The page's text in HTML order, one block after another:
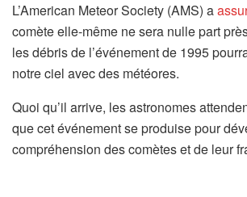
L’American Meteor Society (AMS) a
comète elle-même ne sera nulle part
les débris de l’événement de 1995
notre ciel avec des météores.
Quoi qu’il arrive, les astronomes
que cet événement se produise pour
compréhension des comètes et de leur